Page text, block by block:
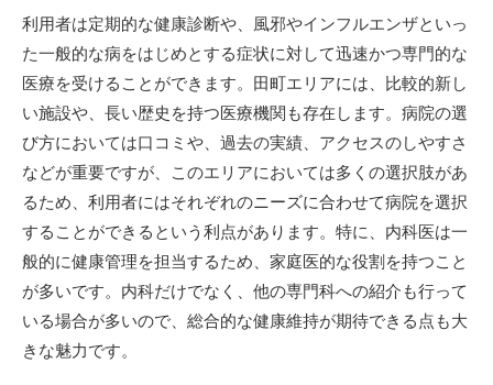
利用者は定期的な健康診断や、風邪やインフルエンザといっ
た一般的な病をはじめとする症状に対して迅速かつ専門的な
医療を受けることができます。田町エリアには、比較的新し
い施設や、長い歴史を持つ医療機関も存在します。病院の選
び方においては口コミや、過去の実績、アクセスのしやすさ
などが重要ですが、このエリアにおいては多くの選択肢があ
るため、利用者にはそれぞれのニーズに合わせて病院を選択
することができるという利点があります。特に、内科医は一
般的に健康管理を担当するため、家庭医的な役割を持つこと
が多いです。内科だけでなく、他の専門科への紹介も行って
いる場合が多いので、総合的な健康維持が期待できる点も大
きな魅力です。